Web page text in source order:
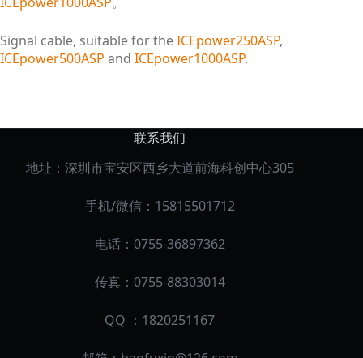
Signal cable, suitable for theICEpower250ASP,
ICEpower500ASP and ICEpower1000ASP.
联系我们
地址：深圳市宝安区西乡大道前海科创中心305
手机/微信：15815501712
电话：0755-36897362
传真：0755-88303014
QQ ：1820251167